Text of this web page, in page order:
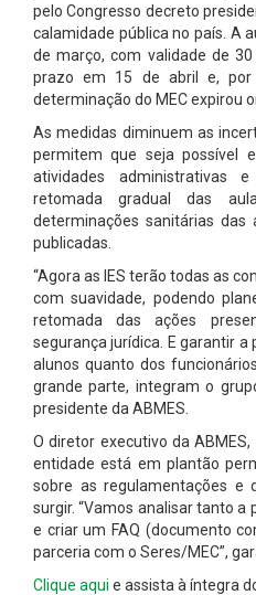
pelo Congresso decreto
calamidade pública no país. A
de março, com validade de
prazo em 15 de abril e,
determinação do MEC expirou
As medidas diminuem as
permitem que seja possível
atividades administrativas
retomada gradual das
determinações sanitárias
publicadas.
“Agora as IES terão todas as
com suavidade, podendo
retomada das ações
segurança jurídica. E garantir
alunos quanto dos
grande parte, integram o
presidente da ABMES.
O diretor executivo da
entidade está em plantão
sobre as regulamentações e
surgir. “Vamos analisar tanto
e criar um FAQ (documento
parceria com o Seres/MEC”,
Clique aqui e assista à íntegra